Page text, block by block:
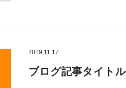
2019.11.17
ブログ記事タイト